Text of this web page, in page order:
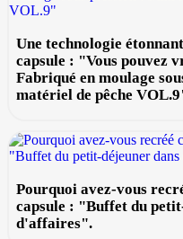
Une technologie
capsule : "Vous pouvez
Fabriqué en moulage
matériel de pêche
Pourquoi avez-vous
capsule : "Buffet du
d'affaires".